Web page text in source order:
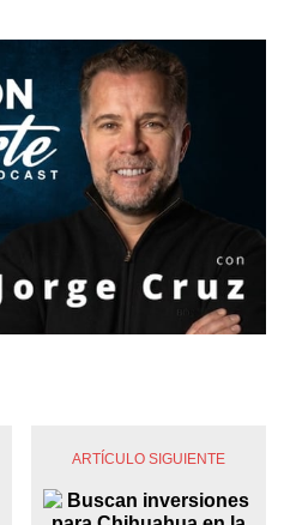
ARTÍCULO SIGUIENTE